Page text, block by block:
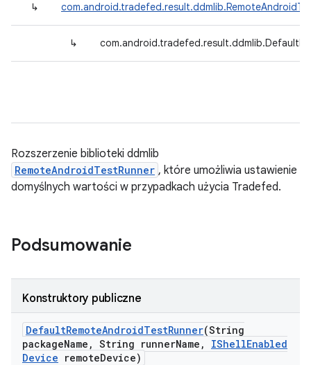
↳
↳
Rozszerzenie biblioteki ddmlib
RemoteAndroidTestRunner , które umożliwia ustawienie
domyślnych wartości w przypadkach użycia Tradefed.
Podsumowanie
Konstruktory publiczne
DefaultRemoteAndroidTestRunner(String
packageName , String runnerName , IShellEnabled
Device remoteDevice)